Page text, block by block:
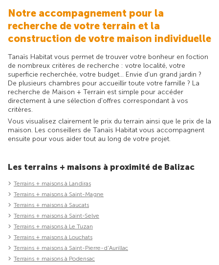
Notre accompagnement pour la
recherche de votre terrain et la
construction de votre maison individuelle
Tanaïs Habitat vous permet de trouver votre bonheur en foction
de nombreux critères de recherche : votre localité, votre
superficie recherchée, votre budget... Envie d'un grand jardin ?
De plusieurs chambres pour accueillir toute votre famille ? La
recherche de Maison + Terrain est simple pour accéder
directement à une sélection d'offres correspondant à vos
critères.
Vous visualisez clairement le prix du terrain ainsi que le prix de la
maison. Les conseillers de Tanaïs Habitat vous accompagnent
ensuite pour vous aider tout au long de votre projet.
Les terrains + maisons à proximité de Balizac
Terrains + maisons à Landiras
Terrains + maisons à Saint-Magne
Terrains + maisons à Saucats
Terrains + maisons à Saint-Selve
Terrains + maisons à Le Tuzan
Terrains + maisons à Louchats
Terrains + maisons à Saint-Pierre-d'Aurillac
Terrains + maisons à Podensac